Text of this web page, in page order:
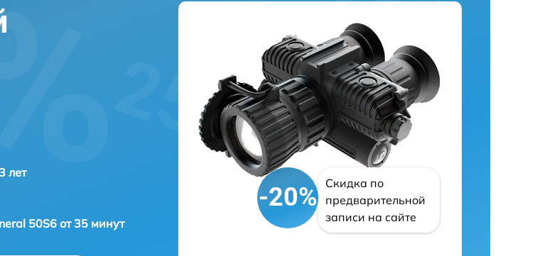
лет
50S6 от 35 минут
-20%
Скидка по
предварительной
записи на сайте